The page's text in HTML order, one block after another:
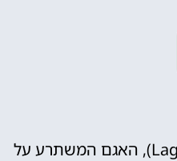
בין מילאנו לוונציה שוכן אגם האגם הגדול באיטליה, אגם גארדה (Lago di Garda), האגם המשתרע על